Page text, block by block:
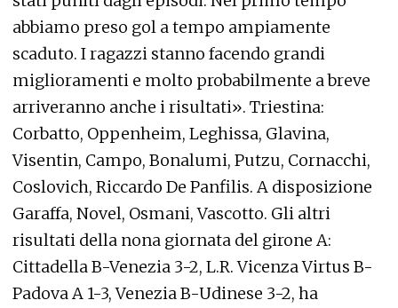
abbiamo preso gol a tempo ampiamente
scaduto. I ragazzi stanno facendo grandi
miglioramenti e molto probabilmente a breve
arriveranno anche i risultati». Triestina:
Corbatto, Oppenheim, Leghissa, Glavina,
Visentin, Campo, Bonalumi, Putzu, Cornacchi,
Coslovich, Riccardo De Panfilis. A disposizione
Garaffa, Novel, Osmani, Vascotto. Gli altri
risultati della nona giornata del girone A:
Cittadella B-Venezia 3-2, L.R. Vicenza Virtus B-
Padova A 1-3, Venezia B-Udinese 3-2, ha